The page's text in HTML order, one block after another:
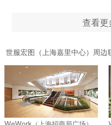
查看
世服宏图（上海嘉里中心）周边